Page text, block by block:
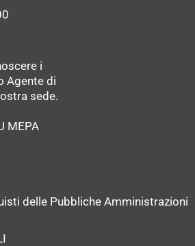
i
Agente di
sede.
MEPA
delle Pubbliche Amministrazioni